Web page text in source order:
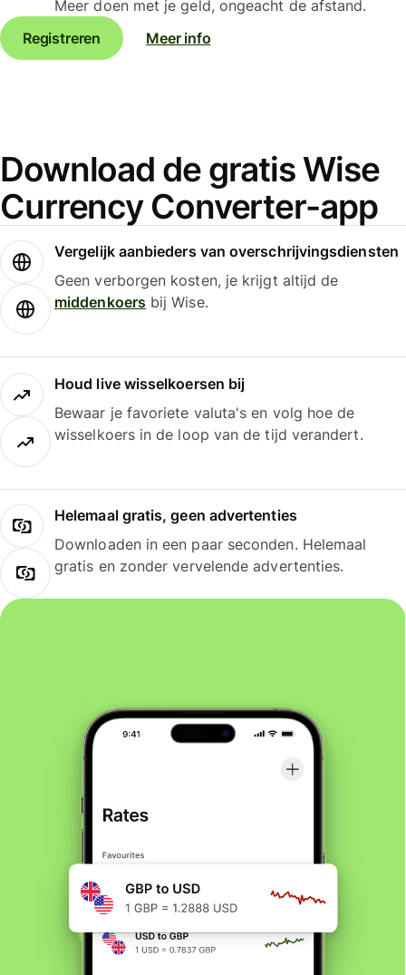
Meer doen met je geld, ongeacht de afstand.
Registreren
Meer info
Download de gratis Wise
Currency Converter-app
Vergelijk aanbieders van overschrijvingsdiensten
Geen verborgen kosten, je krijgt altijd de
middenkoersbij Wise.
Houd live wisselkoersen bij
Bewaar je favoriete valuta's en volg hoe de
wisselkoers in de loop van de tijd verandert.
Helemaal gratis, geen advertenties
Downloaden in een paar seconden. Helemaal
gratis en zonder vervelende advertenties.